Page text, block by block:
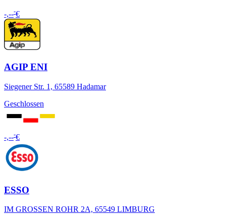
-,---€
AGIP ENI
Siegener Str. 1, 65589 Hadamar
Geschlossen
-,---€
ESSO
IM GROSSEN ROHR 2A, 65549 LIMBURG